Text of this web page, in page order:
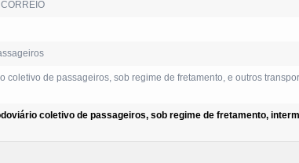
coletivo de passageiros, sob regime de fretamento, e outros
coletivo de passageiros, sob regime de fretamento,